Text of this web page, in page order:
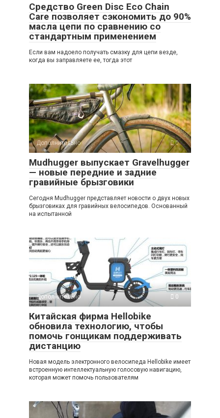
Средство Green Disc Eco Chain
Care позволяет сэкономить до 90%
масла цепи по сравнению со
стандартным применением
Если вам надоело получать смазку для цепи везде,
когда вы заправляете ее, тогда этот
Дополнительно 0
Mudhugger выпускает Gravelhugger
— новые передние и задние
гравийные брызговики
Сегодня Mudhugger представляет новости о двух новых
брызговиках для гравийных велосипедов. Основанный
на испытанной
Дополнительно 0
Китайская фирма Hellobike
обновила технологию, чтобы
помочь гонщикам поддерживать
дистанцию
Новая модель электронного велосипеда Hellobike имеет
встроенную интеллектуальную голосовую навигацию,
которая может помочь пользователям